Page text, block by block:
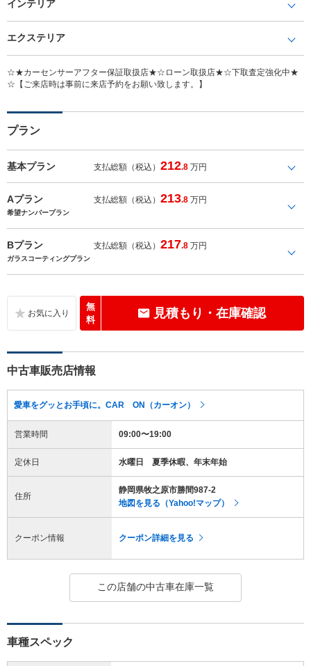
インテリア
エクステリア
☆★カーセンサーアフター保証取扱店★☆ローン取扱店★☆下取査定強化中★
☆【ご来店時は事前に来店予約をお願い致します。】
プラン
基本プラン 支払総額（税込）212.8 万円
Aプラン 支払総額（税込）213.8 万円
希望ナンバープラン
Bプラン 支払総額（税込）217.8 万円
ガラスコーティングプラン
無
料
見積もり・在庫確認
中古車販売店情報
愛車をグッとお手頃に。CAR ON（カーオン）
営業時間 09:00〜19:00
定休日 水曜日 夏季休暇、年末年始
住所
静岡県牧之原市勝間987-2
地図を見る（Yahoo!マップ）
クーポン情報 クーポン詳細を見る
この店舗の中古車在庫一覧
車種スペック